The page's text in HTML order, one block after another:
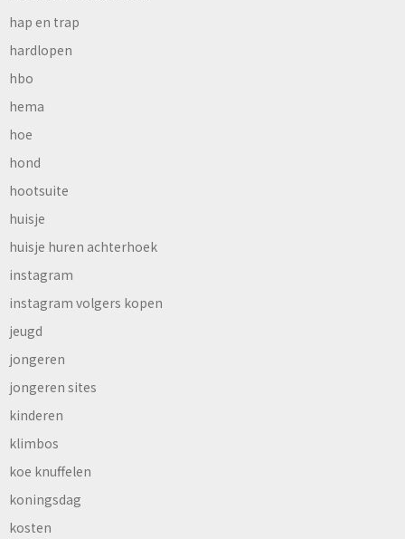
hap en trap
hardlopen
hbo
hema
hoe
hond
hootsuite
huisje
huisje huren achterhoek
instagram
instagram volgers kopen
jeugd
jongeren
jongeren sites
kinderen
klimbos
koe knuffelen
koningsdag
kosten